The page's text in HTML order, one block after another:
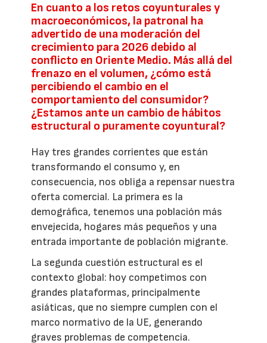
En cuanto a los retos coyunturales y
macroeconómicos, la patronal ha
advertido de una moderación del
crecimiento para 2026 debido al
conflicto en Oriente Medio. Más allá del
frenazo en el volumen, ¿cómo está
percibiendo el cambio en el
comportamiento del consumidor?
¿Estamos ante un cambio de hábitos
estructural o puramente coyuntural?
Hay tres grandes corrientes que están
transformando el consumo y, en
consecuencia, nos obliga a repensar nuestra
oferta comercial. La primera es la
demográfica, tenemos una población más
envejecida, hogares más pequeños y una
entrada importante de población migrante.
La segunda cuestión estructural es el
contexto global: hoy competimos con
grandes plataformas, principalmente
asiáticas, que no siempre cumplen con el
marco normativo de la UE, generando
graves problemas de competencia.